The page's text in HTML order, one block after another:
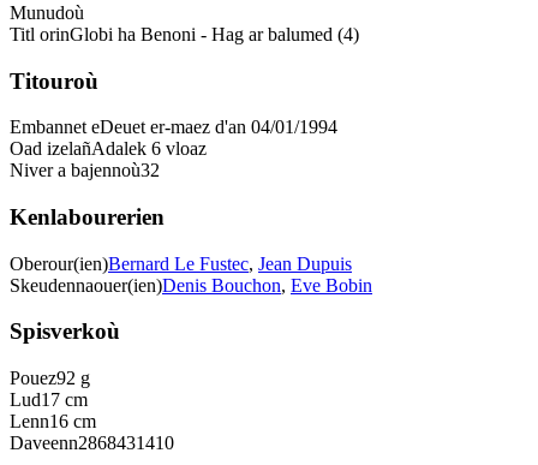
Munudoù
Titl orinGlobi ha Benoni - Hag ar balumed (4)
Titouroù
Embannet eDeuet er-maez d'an 04/01/1994
Oad izelañAdalek 6 vloaz
Niver a bajennoù32
Kenlabourerien
Oberour(ien)Bernard Le Fustec, Jean Dupuis
Skeudennaouer(ien)Denis Bouchon, Eve Bobin
Spisverkoù
Pouez92 g
Lud17 cm
Lenn16 cm
Daveenn2868431410